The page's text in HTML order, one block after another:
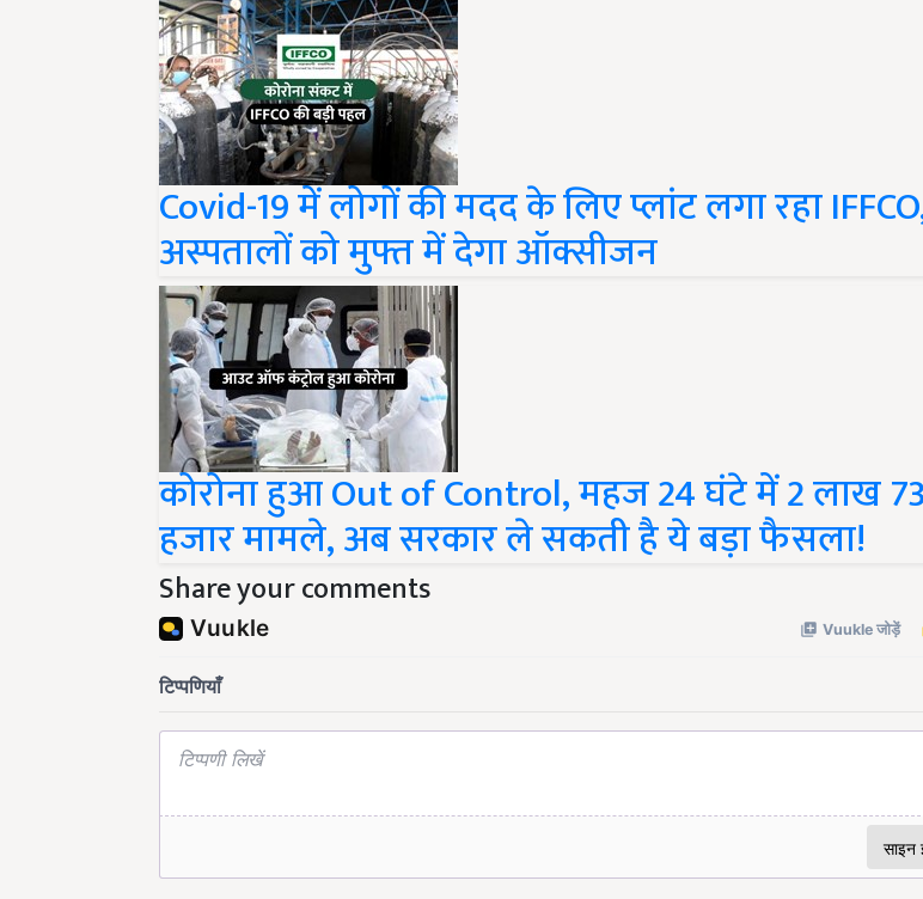
Covid-19 में लोगों की मदद के लिए प्लांट लगा रहा IFFCO,
अस्पतालों को मुफ्त में देगा ऑक्सीजन
कोरोना हुआ Out of Control, महज 24 घंटे में 2 लाख 73
हजार मामले, अब सरकार ले सकती है ये बड़ा फैसला!
Share your comments